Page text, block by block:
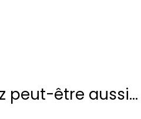
peut-être aussi…